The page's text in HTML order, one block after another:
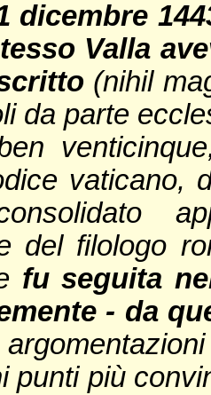
dicembre
Valla
(nihil
da parte
vaticano,
del filologo
fu seguita
- da
punti più